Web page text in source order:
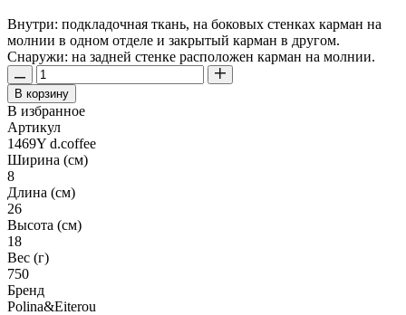
Внутри: подкладочная ткань, на боковых стенках карман на
молнии в одном отделе и закрытый карман в другом.
Снаружи: на задней стенке расположен карман на молнии.
В корзину
В избранное
Артикул
1469Y d.coffee
Ширина (см)
8
Длина (см)
26
Высота (см)
18
Вес (г)
750
Бренд
Polina&Eiterou